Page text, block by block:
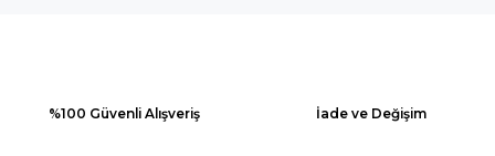
Ürün bilgilerinde hatalar bulunuyor.
%100 Güvenli Alışveriş İade ve Değişim